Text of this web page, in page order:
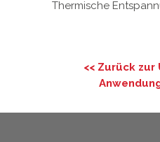
Thermische
<< Zurück